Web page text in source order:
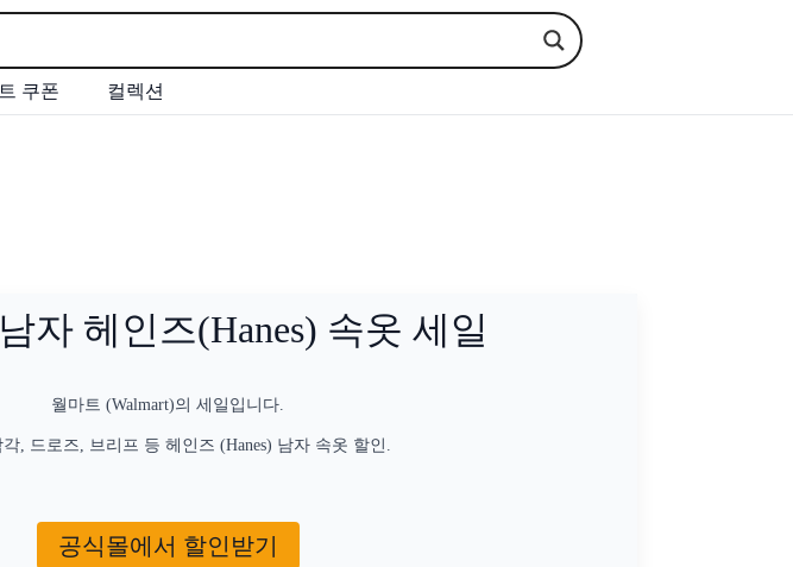
쿠폰 컬렉션
자 헤인즈(Hanes) 속옷 세일
월마트 (Walmart)의 세일입니다.
, 드로즈, 브리프 등 헤인즈 (Hanes) 남자 속옷 할인.
공식몰에서 할인받기